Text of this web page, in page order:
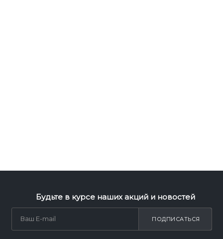
Будьте в курсе наших акций и новостей
ПОДПИСАТЬСЯ